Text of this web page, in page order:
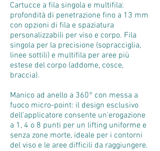
Cartucce a fila singola e multifila:
profondità di penetrazione fino a 13 mm
con opzioni di fila e spaziatura
personalizzabili per viso e corpo. Fila
singola per la precisione (sopracciglia,
linee sottili) e multifila per aree più
estese del corpo (addome, cosce,
braccia).
Manico ad anello a 360° con messa a
fuoco micro-point: il design esclusivo
dell'applicatore consente un'erogazione
a 1, 4 o 8 punti per un lifting uniforme e
senza zone morte, ideale per i contorni
del viso e le aree difficili da raggiungere.